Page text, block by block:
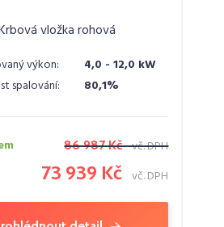
vložka rohová
výkon:
4,0 - 12,0 kW
spalování:
80,1%
86 987 Kč vč. DPH
73 939 Kč vč. DPH